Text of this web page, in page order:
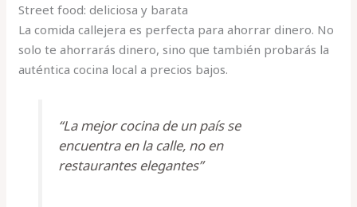
Street food: deliciosa y barata
La comida callejera es perfecta para ahorrar dinero. No
solo te ahorrarás dinero, sino que también probarás la
auténtica cocina local a precios bajos.
“La mejor cocina de un país se
encuentra en la calle, no en
restaurantes elegantes”